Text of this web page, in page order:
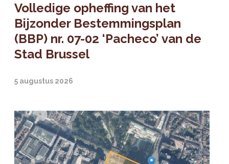
Volledige opheffing van het
Bijzonder Bestemmingsplan
(BBP) nr. 07-02 ‘Pacheco’ van de
Stad Brussel
5 augustus 2026